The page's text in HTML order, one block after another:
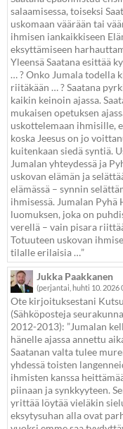
salaamisessa, toiseksi
uskomaan väärään tai
ihmisen iankaikkiseen
eksyttämiseen
Yleensä Saatana esittää
… ? Onko Jumala todella
riitäkään … ? Saatana
kaikin keinoin ajassa.
mukaisen opetuksen
uskottelemaan ihmisille,
koska Jeesus on jo
kuitenkaan siedä syntiä.
Jumalan yhteydessä ja
uskovan elämän ja
elämässä – synnin
ihmisessä. Jumalan Pyhä
luomuksen, joka on
verellä – vain pisara
Totuuteen uskovan
tilalle erilaisia …”
Jukka Paakkanen
(perjantai, huhti 10. 2026
Ote kirjoituksestani
(Sähköposteja
2012-2013): ”Jumalan
hänelle ajassa annettu
Saatanan valta tulee
yhdessä toisten
ihmisten kanssa
piinaan ja synkkyyteen.
yrittää löytää vieläkin
eksytysuhan alla ovat